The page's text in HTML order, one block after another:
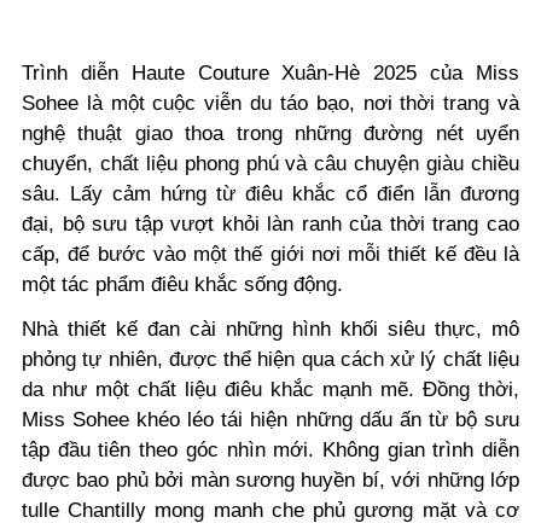
Trình diễn Haute Couture Xuân-Hè 2025 của Miss
Sohee là một cuộc viễn du táo bạo, nơi thời trang và
nghệ thuật giao thoa trong những đường nét uyển
chuyển, chất liệu phong phú và câu chuyện giàu chiều
sâu. Lấy cảm hứng từ điêu khắc cổ điển lẫn đương
đại, bộ sưu tập vượt khỏi làn ranh của thời trang cao
cấp, để bước vào một thế giới nơi mỗi thiết kế đều là
một tác phẩm điêu khắc sống động.
Nhà thiết kế đan cài những hình khối siêu thực, mô
phỏng tự nhiên, được thể hiện qua cách xử lý chất liệu
da như một chất liệu điêu khắc mạnh mẽ. Đồng thời,
Miss Sohee khéo léo tái hiện những dấu ấn từ bộ sưu
tập đầu tiên theo góc nhìn mới. Không gian trình diễn
được bao phủ bởi màn sương huyền bí, với những lớp
tulle Chantilly mong manh che phủ gương mặt và cơ